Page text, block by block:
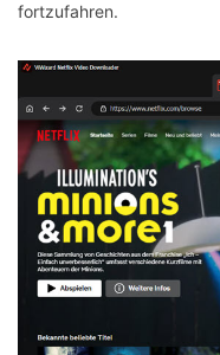
fortzufahren.